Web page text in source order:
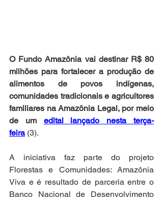
O Fundo Amazônia vai destinar R$ 80
milhões para fortalecer a produção de
alimentos de povos indígenas,
comunidades tradicionais e agricultores
familiares na Amazônia Legal, por meio
de um edital lançado nesta terça-
feira (3).
A iniciativa faz parte do projeto
Florestas e Comunidades: Amazônia
Viva e é resultado de parceria entre o
Banco Nacional de Desenvolvimento